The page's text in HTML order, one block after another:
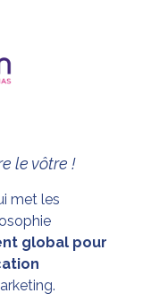
le vôtre !
met les
global pour